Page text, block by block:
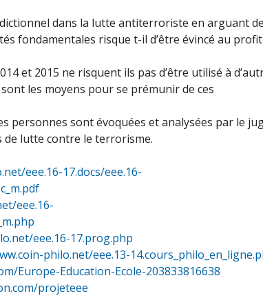
dans la lutte antiterroriste en arguant de
fondamentales risque t-il d’être évincé au
et 2015 ne risquent ils pas d’être utilisé à
les moyens pour se prémunir de ces
personnes sont évoquées et analysées par le
de lutte contre le terrorisme.
eee.16-17.docs/eee.16-
eee.16-
eee.16-17.prog.php
philo.net/eee.13-
Europe-Education-Ecole-203833816638
projeteee